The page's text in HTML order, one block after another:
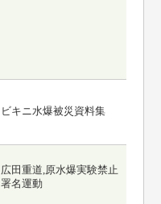
ビキニ水爆被災資料集
広田重道,原水爆実験禁止
署名運動